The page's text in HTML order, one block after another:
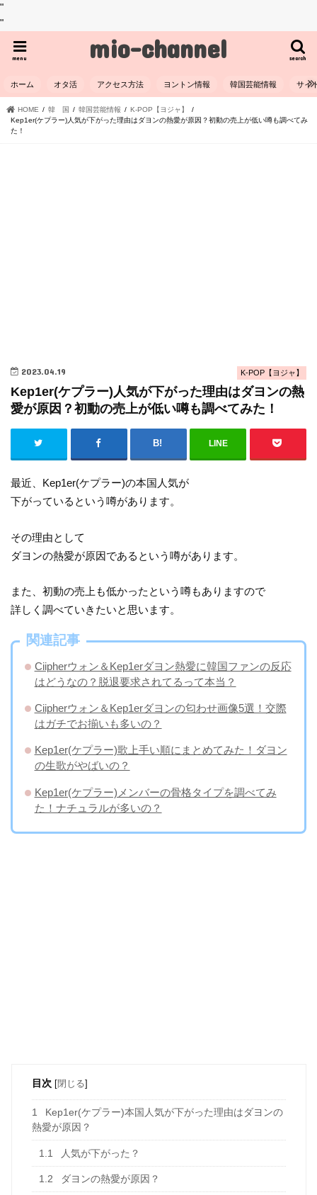
"
"
mio-channel search
menu
ホーム オタ活 アクセス方法 ヨントン情報 韓国芸能情報 サイ
HOME 韓 国 韓国芸能情報
K-POP【ヨジャ】
Kep1er(ケプラー)人気が下がった理由はダヨンの熱愛が原因？初動の売上が低い噂も調べてみ
た！
K-POP【ヨジャ】
2023.04.19
Kep1er(ケプラー)人気が下がった理由はダヨンの熱
愛が原因？初動の売上が低い噂も調べてみた！
LINE
最近、Kep1er(ケプラー)の本国人気が
下がっているという噂があります。
その理由として
ダヨンの熱愛が原因であるという噂があります。
また、初動の売上も低かったという噂もありますので
詳しく調べていきたいと思います。
関連記事
Ciipherウォン＆Kep1erダヨン熱愛に韓国ファンの反応
はどうなの？脱退要求されてるって本当？
Ciipherウォン＆Kep1erダヨンの匂わせ画像5選！交際
はガチでお揃いも多いの？
Kep1er(ケプラー)歌上手い順にまとめてみた！ダヨン
の生歌がやばいの？
Kep1er(ケプラー)メンバーの骨格タイプを調べてみ
た！ナチュラルが多いの？
目次 [閉じる]
1
Kep1er(ケプラー)本国人気が下がった理由はダヨンの
熱愛が原因？
1.1 人気が下がった？
1.2 ダヨンの熱愛が原因？